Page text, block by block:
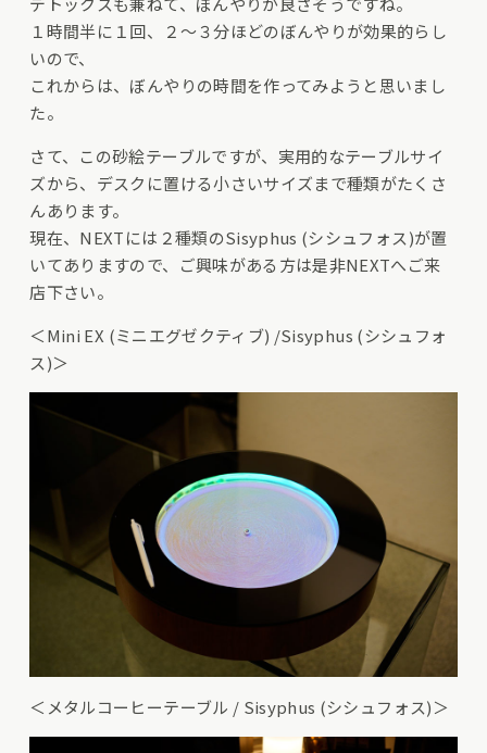
１時間半に１回、２～３分ほどのぼんやりが効果的らし
いので、
これからは、ぼんやりの時間を作ってみようと思いまし
た。
さて、この砂絵テーブルですが、実用的なテーブルサイ
ズから、デスクに置ける小さいサイズまで種類がたくさ
んあります。
現在、NEXTには２種類のSisyphus (シシュフォス)が置
いてありますので、ご興味がある方は是非NEXTへご来
店下さい。
＜Mini EX (ミニエグゼクティブ) /Sisyphus (シシュフォ
ス)＞
＜メタルコーヒーテーブル / Sisyphus (シシュフォス)＞